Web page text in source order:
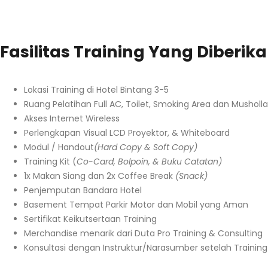
Fasilitas Training Yang
Lokasi Training di Hotel Bintang 3-5
Ruang Pelatihan Full AC, Toilet, Smoking Area dan Musholla
Akses Internet Wireless
Perlengkapan Visual LCD Proyektor, & Whiteboard
Modul / Handout(Hard Copy & Soft Copy)
Training Kit (Co-Card, Bolpoin, & Buku Catatan)
1x Makan Siang dan 2x Coffee Break (Snack)
Penjemputan Bandara Hotel
Basement Tempat Parkir Motor dan Mobil yang Aman
Sertifikat Keikutsertaan Training
Merchandise menarik dari Duta Pro Training & Consulting
Konsultasi dengan Instruktur/Narasumber setelah Training